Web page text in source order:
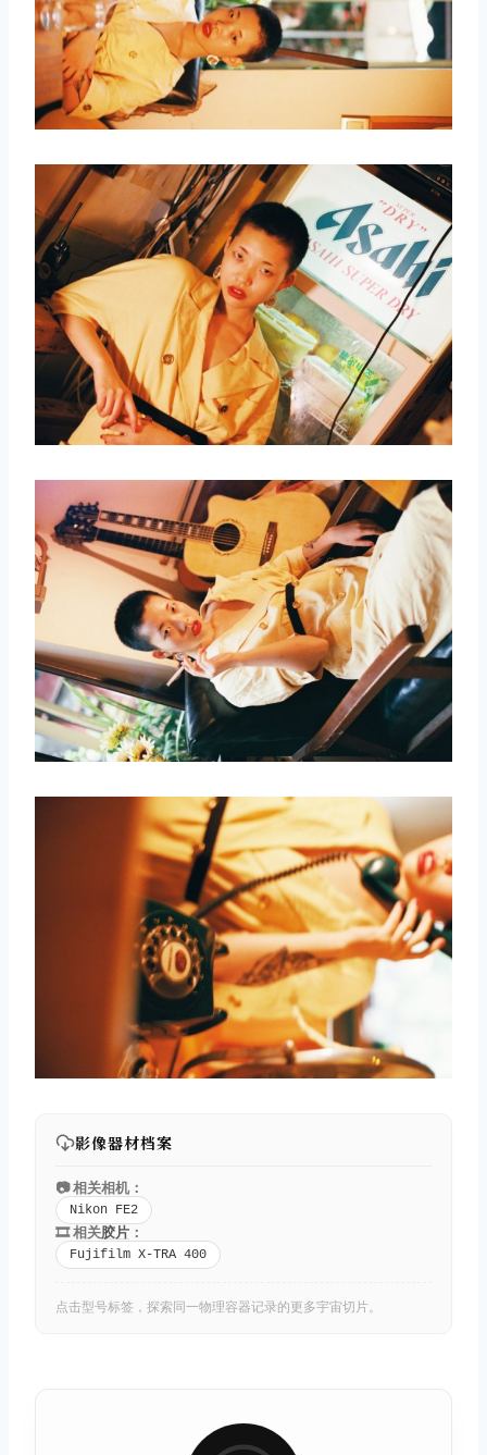
影像器材档案
📷 相关相机：
Nikon FE2
🎞️ 相关胶片 ：
Fujifilm X-TRA 400
点击型号标签，探索同一物理容器记录的更多宇宙切片。
取消 搜索